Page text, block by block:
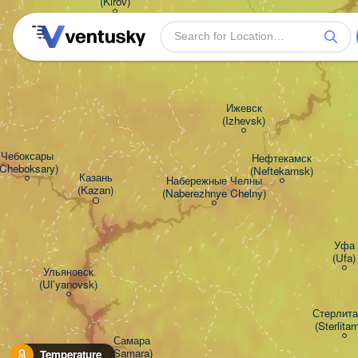
Temperature
Казань
(Kazan)
Ижевск
(Izhevsk)
Нефтекамск
(Neftekamsk)
Чебоксары
Самара
(Samara)
Уфа
(Ufa)
Ульяновск
(Ul'yanovsk)
Набережные Челны
(Naberezhnye Chelny)